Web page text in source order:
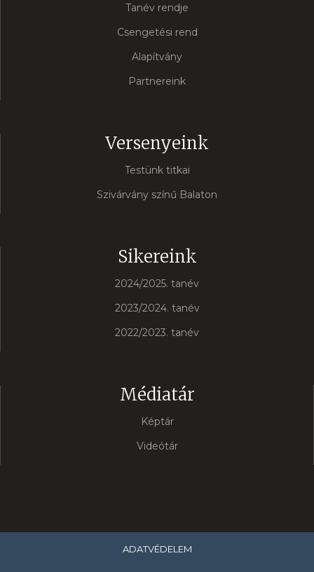
Tanév rendje
Csengetési rend
Alapítvány
Partnereink
Versenyeink
Testünk titkai
Szivárvány színű Balaton
Sikereink
2024/2025. tanév
2023/2024. tanév
2022/2023. tanév
Médiatár
Képtár
Videótár
ADATVÉDELEM